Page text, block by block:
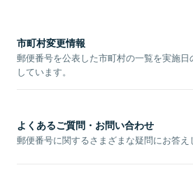
市町村変更情報
郵便番号を公表した市町村の一覧を実施
しています。
よくあるご質問・お問い合わせ
郵便番号に関するさまざまな疑問にお答え